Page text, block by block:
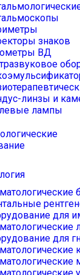
знаков
ВД
линзы и
лампы
для
для